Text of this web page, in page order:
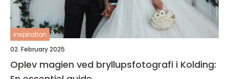
inspiration
02. February 2025
Oplev magien ved bryllupsfotografi i Kolding: